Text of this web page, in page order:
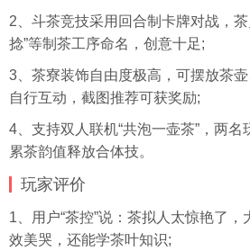
2、斗茶竞技采用回合制卡牌对战，茶
捻”等制茶工序命名，创意十足;
3、茶寮装饰自由度极高，可摆放茶
自行互动，截图推荐可获奖励;
4、支持双人联机“共泡一壶茶”，两
累茶韵值释放合体技。
玩家评价
1、用户“茶控”说：茶拟人太惊艳了，
效美哭，还能学茶叶知识;